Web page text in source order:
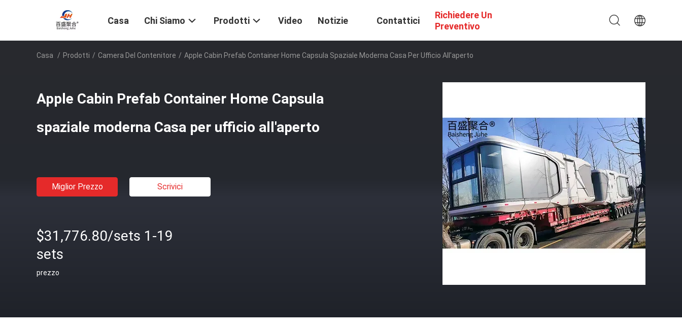
Casa Chi Siamo Prodotti Video Notizie Contattici
Richiedere Un
Preventivo
Casa / Prodotti / Camera Del Contenitore / Apple Cabin Prefab Container Home Capsula Spaziale Moderna Casa Per Ufficio All'aperto
Apple Cabin Prefab Container Home Capsula
spaziale moderna Casa per ufficio all'aperto
Miglior Prezzo Scrivici
$31,776.80/sets 1-19
sets
prezzo